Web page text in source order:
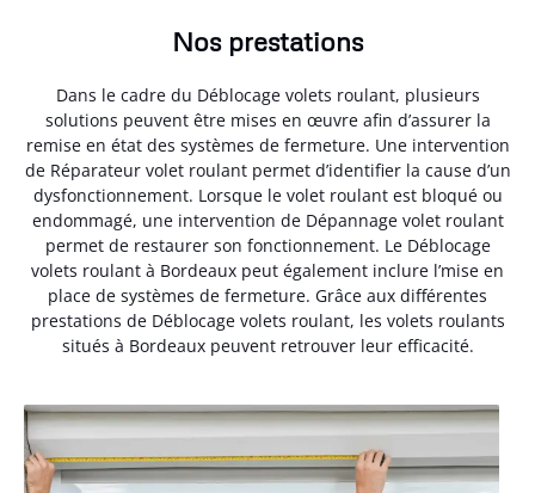
Nos prestations
Dans le cadre du Déblocage volets roulant, plusieurs
solutions peuvent être mises en œuvre afin d’assurer la
remise en état des systèmes de fermeture. Une intervention
de Réparateur volet roulant permet d’identifier la cause d’un
dysfonctionnement. Lorsque le volet roulant est bloqué ou
endommagé, une intervention de Dépannage volet roulant
permet de restaurer son fonctionnement. Le Déblocage
volets roulant à Bordeaux peut également inclure l’mise en
place de systèmes de fermeture. Grâce aux différentes
prestations de Déblocage volets roulant, les volets roulants
situés à Bordeaux peuvent retrouver leur efficacité.